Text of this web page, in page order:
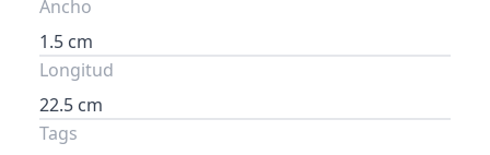
Ancho
1.5 cm
Longitud
22.5 cm
Tags